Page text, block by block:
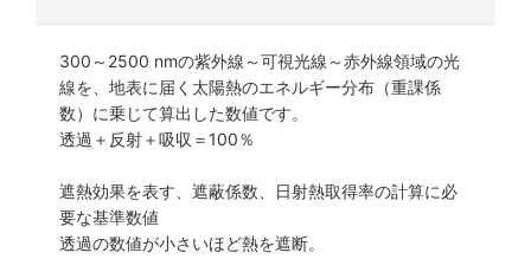
300～2500 nmの紫外線～可視光線～赤外線領域の光
線を、地表に届く太陽熱のエネルギー分布（重課係
数）に乗じて算出した数値です。
透過＋反射＋吸収＝100％
遮熱効果を表す、遮蔽係数、日射熱取得率の計算に必
要な基準数値
透過の数値が小さいほど熱を遮断。